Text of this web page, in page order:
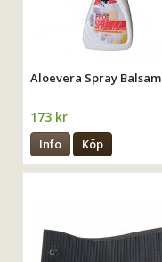
Aloevera Spray Balsam
173 kr
Info Köp